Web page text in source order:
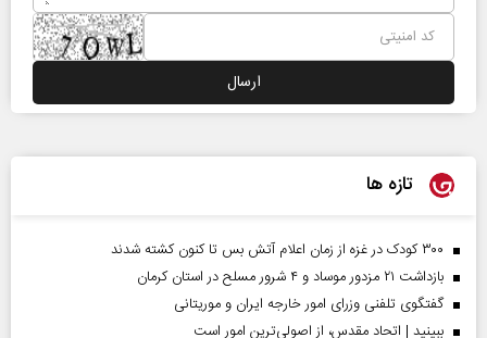
تازه ها
۳۰۰ کودک در غزه از زمان اعلام آتش بس تا کنون کشته شدند
بازداشت ۲۱ مزدور موساد و ۴ شرور مسلح در استان کرمان
گفتگوی تلفنی وزرای امور خارجه ایران و موریتانی
ببینید | اتحاد مقدس، از اصولی‌ترین امور است